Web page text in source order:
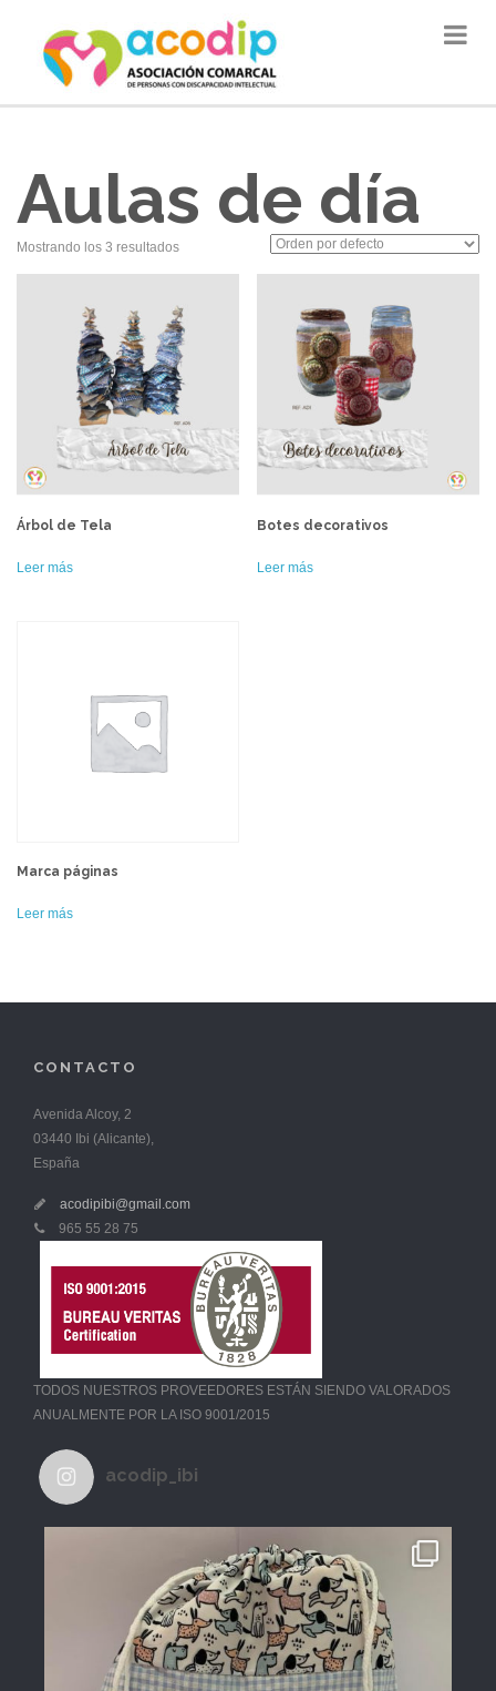
Aulas de día
Mostrando los 3 resultados
Árbol de Tela
Leer más
Botes decorativos
Leer más
Marca páginas
Leer más
CONTACTO
Avenida Alcoy, 2
03440 Ibi (Alicante),
España
acodipibi@gmail.com
965 55 28 75
TODOS NUESTROS PROVEEDORES ESTÁN SIENDO VALORADOS
ANUALMENTE POR LA ISO 9001/2015
acodip_ibi